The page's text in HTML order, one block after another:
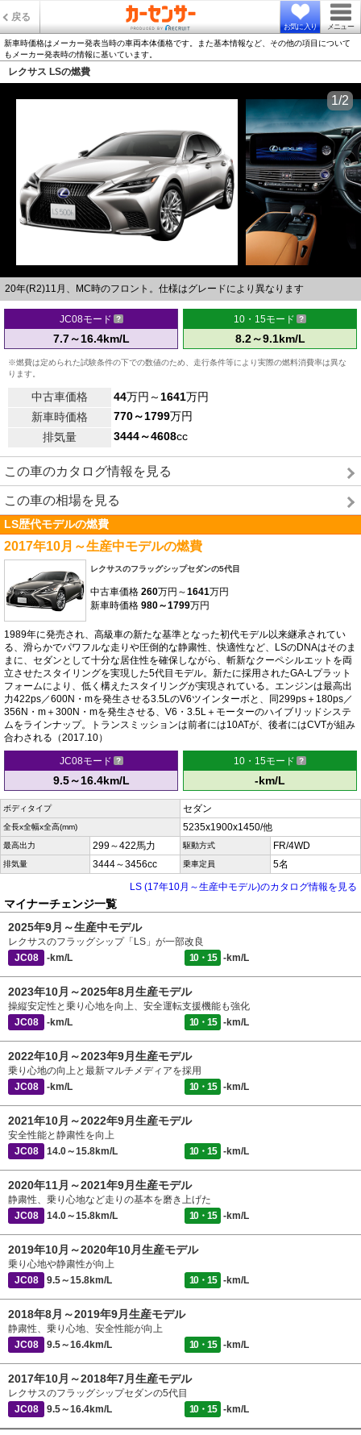
戻る
お気に入り メニュー
新車時価格はメーカー発表当時の車両本体価格です。また基本情報など、その他の項目について
もメーカー発表時の情報に基いています。
レクサス LSの燃費
20年(R2)11月、MC時のフロント。仕様はグレードにより異なります
1/2
JC08モード
7.7～16.4km/L
10・15モード
8.2～9.1km/L
※燃費は定められた試験条件の下での数値のため、走行条件等により実際の燃料消費率は異な
ります。
中古車価格 44万円～1641万円
新車時価格
770～1799万円
排気量
3444～4608cc
この車のカタログ情報を見る
この車の相場を見る
LS歴代モデルの燃費
2017年10月～生産中モデルの燃費
レクサスのフラッグシップセダンの5代目
中古車価格 260万円～1641万円
新車時価格 980～1799万円
1989年に発売され、高級車の新たな基準となった初代モデル以来継承されてい
る、滑らかでパワフルな走りや圧倒的な静粛性、快適性など、LSのDNAはそのま
まに、セダンとして十分な居住性を確保しながら、斬新なクーペシルエットを両
立させたスタイリングを実現した5代目モデル。新たに採用されたGA-Lプラット
フォームにより、低く構えたスタイリングが実現されている。エンジンは最高出
力422ps／600N・mを発生させる3.5LのV6ツインターボと、同299ps＋180ps／
356N・m＋300N・mを発生させる、V6・3.5L＋モーターのハイブリッドシステ
ムをラインナップ。トランスミッションは前者には10ATが、後者にはCVTが組み
合わされる（2017.10）
JC08モード
9.5～16.4km/L
10・15モード
-km/L
ボディタイプ セダン
全長x全幅x全高(mm) 5235x1900x1450/他
最高出力 299～422馬力 駆動方式 FR/4WD
排気量 3444～3456cc 乗車定員
5名
LS (17年10月～生産中モデル)のカタログ情報を見る
マイナーチェンジ一覧
2025年9月～生産中モデル
レクサスのフラッグシップ「LS」が一部改良
JC08
-km/L 10・15 -km/L
2023年10月～2025年8月生産モデル
操縦安定性と乗り心地を向上、安全運転支援機能も強化
JC08
-km/L 10・15 -km/L
2022年10月～2023年9月生産モデル
乗り心地の向上と最新マルチメディアを採用
JC08
-km/L 10・15 -km/L
2021年10月～2022年9月生産モデル
安全性能と静粛性を向上
JC08
14.0～15.8km/L 10・15 -km/L
2020年11月～2021年9月生産モデル
静粛性、乗り心地など走りの基本を磨き上げた
JC08
14.0～15.8km/L 10・15 -km/L
2019年10月～2020年10月生産モデル
乗り心地や静粛性が向上
JC08
9.5～15.8km/L 10・15 -km/L
2018年8月～2019年9月生産モデル
静粛性、乗り心地、安全性能が向上
JC08
9.5～16.4km/L 10・15 -km/L
2017年10月～2018年7月生産モデル
レクサスのフラッグシップセダンの5代目
JC08
9.5～16.4km/L 10・15 -km/L